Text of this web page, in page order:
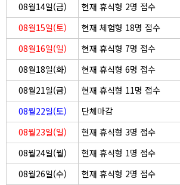
08월14일(금)
현재 휴식형 2명 접수
08월15일(토)
현재 체험형 18명 접수
08월16일(일)
현재 휴식형 7명 접수
08월18일(화)
현재 휴식형 6명 접수
08월21일(금)
현재 휴식형 11명 접수
08월22일(토)
단체마감
08월23일(일)
현재 휴식형 3명 접수
08월24일(월)
현재 휴식형 1명 접수
08월26일(수)
현재 휴식형 2명 접수